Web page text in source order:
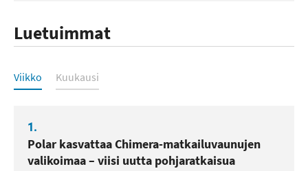
Luetuimmat
Luetuimmat
Viikko Kuukausi
1.
Polar kasvattaa Chimera-matkailuvaunujen
valikoimaa – viisi uutta pohjaratkaisua